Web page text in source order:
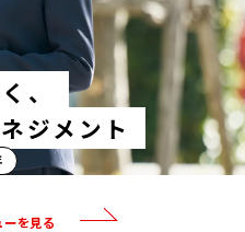
、
ジメント
を見る